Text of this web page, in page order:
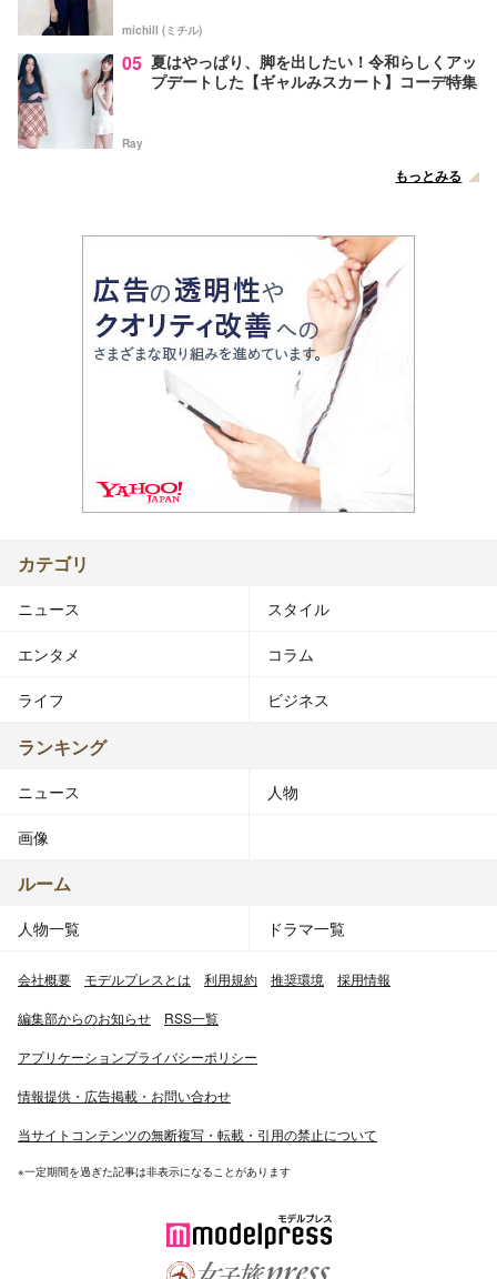
michill (ミチル)
05 夏はやっぱり、脚を出したい！令和らしくアッ
プデートした【ギャルみスカート】コーデ特集
Ray
もっとみる
カテゴリ
ニュース スタイル
エンタメ コラム
ライフ ビジネス
ランキング
ニュース 人物
画像
ルーム
人物一覧 ドラマ一覧
会社概要 モデルプレスとは 利用規約 推奨環境 採用情報
編集部からのお知らせ RSS一覧
アプリケーションプライバシーポリシー
情報提供・広告掲載・お問い合わせ
当サイトコンテンツの無断複写・転載・引用の禁止について
※一定期間を過ぎた記事は非表示になることがあります